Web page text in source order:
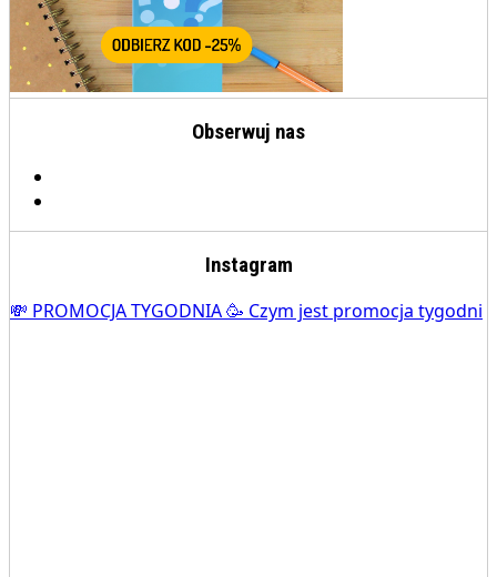
Obserwuj nas
Instagram
💸 PROMOCJA TYGODNIA 🥳 Czym jest promocja tygodni